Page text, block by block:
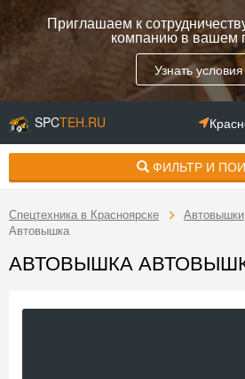
Приглашаем к
компанию в вашем
Узнать условия
SPCTEH.RU
ФИЛЬТР И
Спецтехника в Красноярске Автовышки
Автовышка
АВТОВЫШКА